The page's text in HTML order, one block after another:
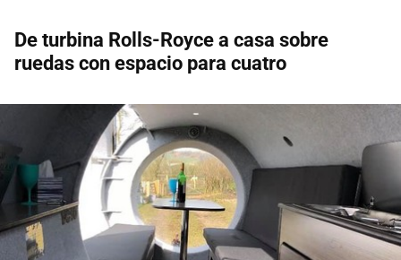
De turbina Rolls-Royce a casa sobre
ruedas con espacio para cuatro